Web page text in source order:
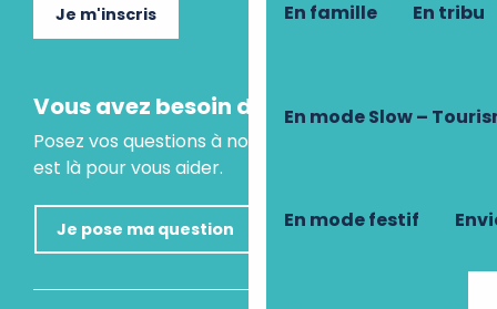
En famille En tribu
En mode Slow –
En mode festif
Je m'inscris
Vous avez besoin d'un conseil ?
Posez vos questions à notre assistant virtuel, il
est là pour vous aider.
Je pose ma question